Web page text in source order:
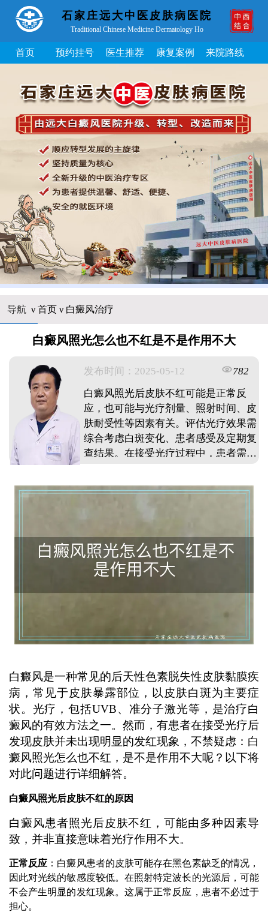
石家庄远大中医皮肤病医院
Traditional Chinese Medicine Dermatology Ho
首页 预约挂号 医生推荐 康复案例 来院路线
导航 ν 首页ν 白癜风治疗
白癜风照光怎么也不红是不是作用不大
发布时间：2025-05-12
782
白癜风照光后皮肤不红可能是正常反
应，也可能与光疗剂量、照射时间、皮
肤耐受性等因素有关。评估光疗效果需
综合考虑白斑变化、患者感受及定期复
查结果。在接受光疗过程中，患者需注
施、避免长时间照射等。 ...
白癜风是一种常见的后天性色素脱失性皮肤黏膜疾
病，常见于皮肤暴露部位，以皮肤白斑为主要症
状。光疗，包括UVB、准分子激光等，是治疗白
癜风的有效方法之一。然而，有患者在接受光疗后
发现皮肤并未出现明显的发红现象，不禁疑虑：白
癜风照光怎么也不红，是不是作用不大呢？以下将
对此问题进行详细解答。
白癜风照光后皮肤不红的原因
白癜风患者照光后皮肤不红，可能由多种因素导
致，并非直接意味着光疗作用不大。
正常反应 ：白癜风患者的皮肤可能存在黑色素缺乏的情况，
因此对光线的敏感度较低。在照射特定波长的光源后，可能
不会产生明显的发红现象。这属于正常反应，患者不必过于
担心。